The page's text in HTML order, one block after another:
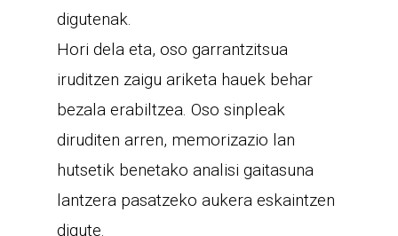
digutenak.
Hori dela eta, oso garrantzitsua
iruditzen zaigu ariketa hauek behar
bezala erabiltzea. Oso sinpleak
diruditen arren, memorizazio lan
hutsetik benetako analisi gaitasuna
lantzera pasatzeko aukera eskaintzen
digute.